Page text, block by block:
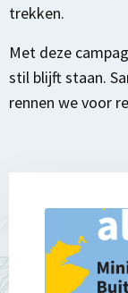
trekken.
Met deze
stil blijft staan.
rennen we voor
meer
over
Vacature